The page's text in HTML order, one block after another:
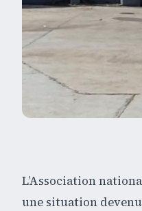
L’Association
une situation